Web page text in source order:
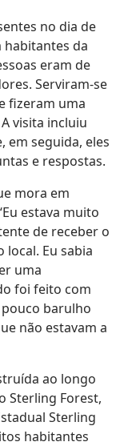
no dia de
habitantes da
eram de
Serviram-se
fizeram uma
visita incluiu
em seguida, eles
e respostas.
mora em
estava muito
de receber o
local. Eu sabia
uma
foi feito com
barulho
não estavam a
ao longo
Sterling Forest,
Sterling
habitantes